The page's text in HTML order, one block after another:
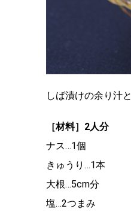
しば漬けの余り汁
［材料］2人分
ナス…1個
きゅうり…1本
大根…5cm分
塩…2つまみ